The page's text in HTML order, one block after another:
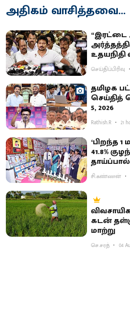
அதிகம் வாசித்தவை...
செய்திப்பிரிவு
தமிழக
செய்தித்
5, 2026
Rathish.R 21
‘பிறந்த
41.8%
சி.கண்ணன்
கடன்
மாற்று
செ.சரத் 04